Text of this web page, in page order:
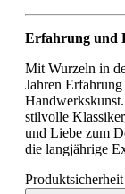
Erfahrung und
Mit Wurzeln in
Jahren
stilvolle
und Liebe zum
die langjährige
Produktsicherheit